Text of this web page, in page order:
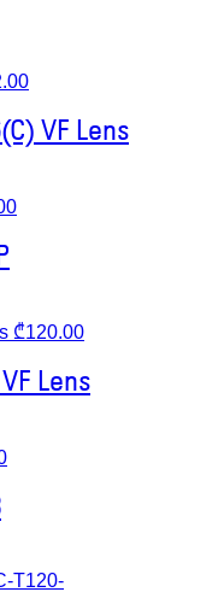
VF Lens
₾120.00
Lens